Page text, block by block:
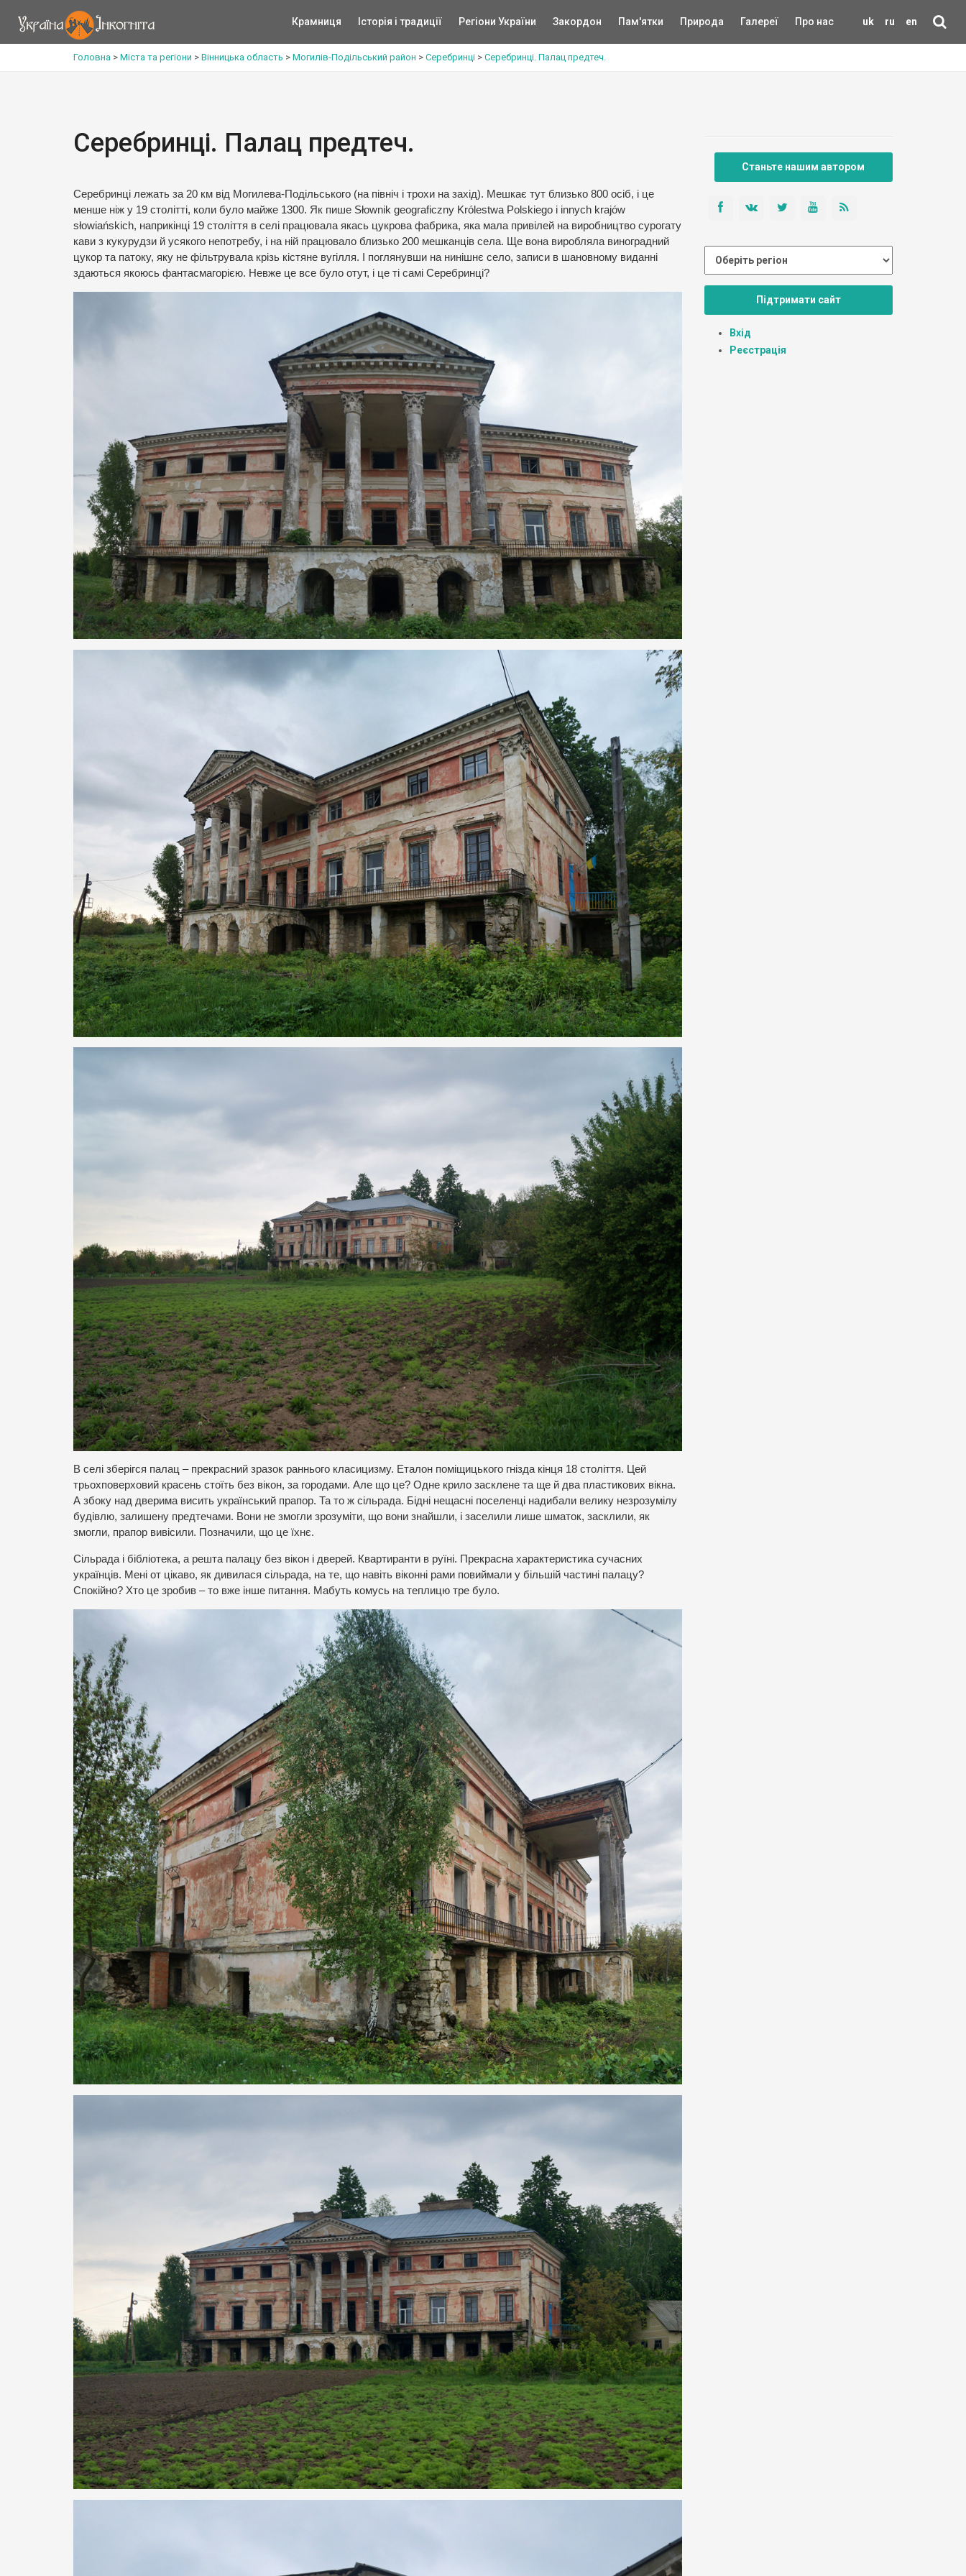
uk ru en
Крамниця Історія і традиції Регіони України Закордон Пам'ятки Природа Галереї Про нас
Головна > Міста та регіони > Вінницька область > Могилів-Подільський район > Серебринці > Серебринці. Палац предтеч.
Серебринці. Палац предтеч.
Серебринці лежать за 20 км від Могилева-Подільського (на північ і трохи на захід). Мешкає тут близько 800 осіб, і це
менше ніж у 19 столітті, коли було майже 1300. Як пише Słownik geograficzny Królestwa Polskiego i innych krajów
słowiańskich, наприкінці 19 століття в селі працювала якась цукрова фабрика, яка мала привілей на виробництво сурогату
кави з кукурудзи й усякого непотребу, і на ній працювало близько 200 мешканців села. Ще вона виробляла виноградний
цукор та патоку, яку не фільтрувала крізь кістяне вугілля. І поглянувши на нинішнє село, записи в шановному виданні
здаються якоюсь фантасмагорією. Невже це все було отут, і це ті самі Серебринці?
В селі зберігся палац – прекрасний зразок раннього класицизму. Еталон поміщицького гнізда кінця 18 століття. Цей
трьохповерховий красень стоїть без вікон, за городами. Але що це? Одне крило засклене та ще й два пластикових вікна.
А збоку над дверима висить український прапор. Та то ж сільрада. Бідні нещасні поселенці надибали велику незрозумілу
будівлю, залишену предтечами. Вони не змогли зрозуміти, що вони знайшли, і заселили лише шматок, засклили, як
змогли, прапор вивісили. Позначили, що це їхнє.
Сільрада і бібліотека, а решта палацу без вікон і дверей. Квартиранти в руїні. Прекрасна характеристика сучасних
українців. Мені от цікаво, як дивилася сільрада, на те, що навіть віконні рами повиймали у більшій частині палацу?
Спокійно? Хто це зробив – то вже інше питання. Мабуть комусь на теплицю тре було.
Станьте нашим автором
Підтримати сайт
Вхід
Реєстрація